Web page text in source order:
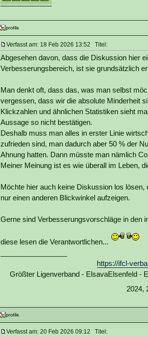
Verfasst am: 18 Feb 2026 13:52 Titel:
Abgesehen davon, dass die Diskussion hier
Verbesserungsbereich, ist sie grundsätzlich
Man denkt oft, dass das, was man selbst
vergessen, dass wir die absolute Minderheit
Klickzahlen und ähnlichen Statistiken sieht
Aussage so nicht bestätigen.
Deshalb muss man alles in erster Linie
zufrieden sind, man dadurch aber 50 % der
Ahnung hatten. Dann müsste man nämlich
Meiner Meinung ist es wie überall im Leben,
Möchte hier auch keine Diskussion los
nur einen anderen Blickwinkel aufzeigen.
Gerne sind Verbesserungsvorschläge in den
diese lesen die Verantwortlichen...
https://ifcl-
Größter Ligenverband - ElsavaElsenfeld -
2024,
Verfasst am: 20 Feb 2026 09:12 Titel: